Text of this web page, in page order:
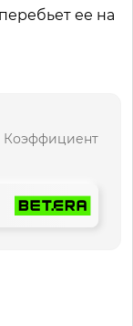
ее на
Коэффициент